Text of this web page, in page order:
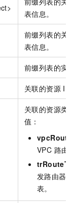
表信息。
前缀列表的关
表信息。
前缀列表的实
关联的资源 ID
关联的资源类
值：
VPC 路由
发路由器
表。